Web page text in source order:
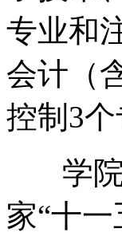
专业和
会计（
控制3
学院
家“十